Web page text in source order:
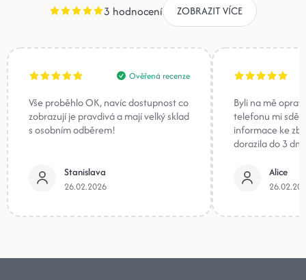
3 hodnocení ZOBRAZIT VÍCE
Ověřená recenze
Vše proběhlo OK, navíc dostupnost co
zobrazují je pravdivá a mají velký sklad
s osobním odběrem!
Stanislava
26.02.2026
Byli na mě
telefonu mi
informace ke
dorazila do 3
Alice